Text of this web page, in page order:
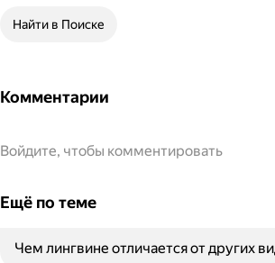
Найти в Поиске
Комментарии
Войдите, чтобы комментировать
Ещё по теме
Чем лингвине отличается от других